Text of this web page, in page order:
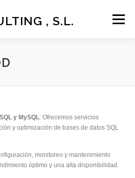
, S.L. Menú
Y SERVICIOS
y MySQL: Ofrecemos servicios
y optimización de bases de datos SQL
monitoreo y mantenimiento
óptimo y una alta disponibilidad.